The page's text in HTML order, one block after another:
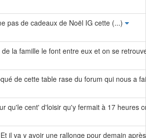
pas de cadeaux de Noël IG cette (...)
de la famille le font entre eux et on se
de cette table rase du forum qui nous a
qu'le cent' d'loisir qu'y fermait à 17 heures
il va y avoir une rallonge pour demain